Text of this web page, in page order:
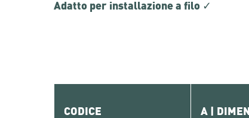
Adatto per installazione a filo ✓
CODICE A |